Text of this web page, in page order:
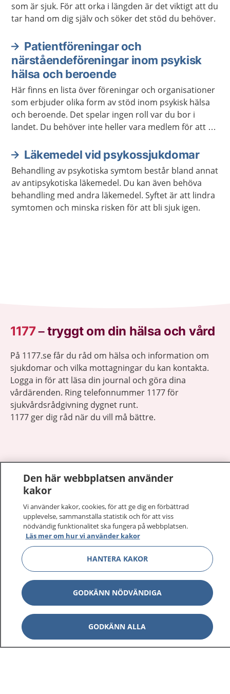
som är sjuk. För att orka i längden är det viktigt att du
tar hand om dig själv och söker det stöd du behöver.
Patientföreningar och
närståendeföreningar inom psykisk
hälsa och beroende
Här finns en lista över föreningar och organisationer
som erbjuder olika form av stöd inom psykisk hälsa
och beroende. Det spelar ingen roll var du bor i
landet. Du behöver inte heller vara medlem för att ta
Läkemedel vid psykossjukdomar
Behandling av psykotiska symtom består bland annat
av antipsykotiska läkemedel. Du kan även behöva
behandling med andra läkemedel. Syftet är att lindra
symtomen och minska risken för att bli sjuk igen.
1177–tryggt om din hälsa och vård
På 1177.se får du råd om hälsa och information om
sjukdomar och vilka mottagningar du kan kontakta.
Logga in för att läsa din journal och göra dina
vårdärenden. Ring telefonnummer 1177 för
sjukvårdsrådgivning dygnet runt.
1177 ger dig råd när du vill må bättre.
1177 på flera språk
Om 1177
Kontakt
Behandling av personuppgifter
Hantering av kakor
Inställningar för kakor
Den här webbplatsen använder
kakor
Vi använder kakor, cookies, för att ge dig en förbättrad
upplevelse, sammanställa statistik och för att viss
nödvändig funktionalitet ska fungera på webbplatsen.
Läs mer om hur vi använder kakor
HANTERA KAKOR
GODKÄNN NÖDVÄNDIGA
GODKÄNN ALLA